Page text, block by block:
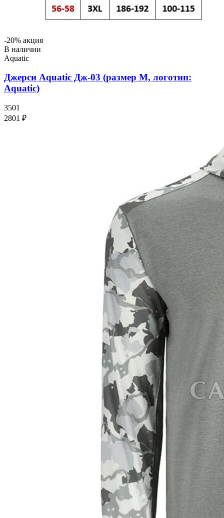
-20% акция
В наличии
Aquatic
Джерси Аquatic Дж-03 (размер M, логотип:
Аquatic)
3501
2801 ₽